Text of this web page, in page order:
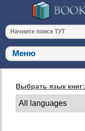
Выбрать язык книг: